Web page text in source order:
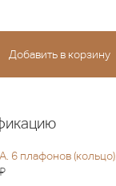
6 плафонов (кольцо).
Я